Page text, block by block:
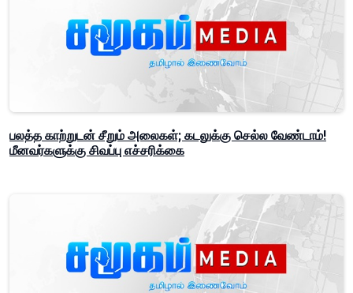
பலத்த காற்றுடன் சீறும் அலைகள்; கடலுக்கு செல்ல வேண்டாம்!
மீனவர்களுக்கு சிவப்பு எச்சரிக்கை